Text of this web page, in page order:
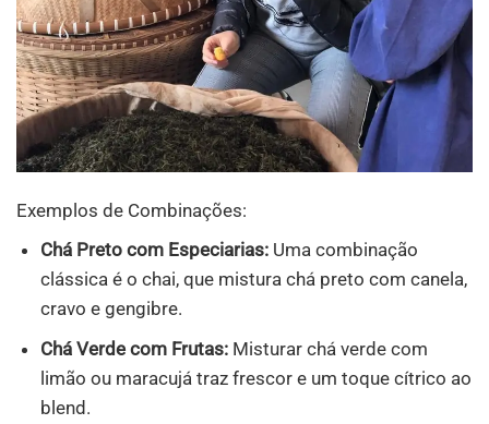
Exemplos de Combinações:
Chá Preto com Especiarias: Uma combinação
clássica é o chai, que mistura chá preto com canela,
cravo e gengibre.
Chá Verde com Frutas: Misturar chá verde com
limão ou maracujá traz frescor e um toque cítrico ao
blend.